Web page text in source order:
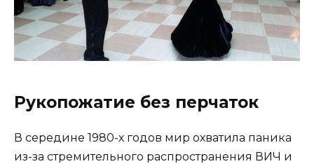
Рукопожатие без перчаток
В середине 1980-х годов мир охватила паника
из-за стремительного распространения ВИЧ и